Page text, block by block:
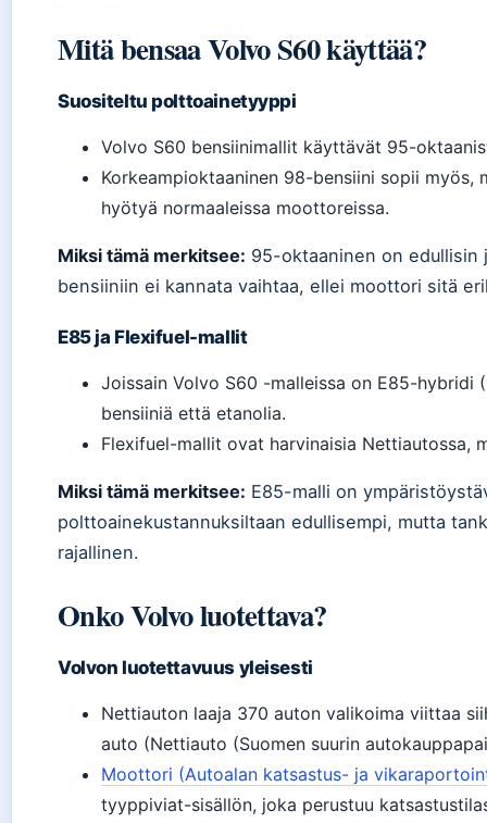
Mitä bensaa Volvo S60 käyttää?
Suositeltu polttoainetyyppi
Volvo S60 bensiinimallit käyttävät 95-
Korkeampioktaaninen 98-bensiini sopii myös,
hyötyä normaaleissa moottoreissa.
Miksi tämä merkitsee: 95-oktaaninen on edullisin
bensiiniin ei kannata vaihtaa, ellei moottori sitä
E85 ja Flexifuel-mallit
Joissain Volvo S60 -malleissa on E85-hybridi
bensiiniä että etanolia.
Flexifuel-mallit ovat harvinaisia Nettiautossa,
Miksi tämä merkitsee: E85-malli on
polttoainekustannuksiltaan edullisempi, mutta
rajallinen.
Onko Volvo luotettava?
Volvon luotettavuus yleisesti
Nettiauton laaja 370 auton valikoima viittaa
auto (Nettiauto (Suomen suurin
Moottori (Autoalan katsastus- ja
tyyppiviat-sisällön, joka perustuu